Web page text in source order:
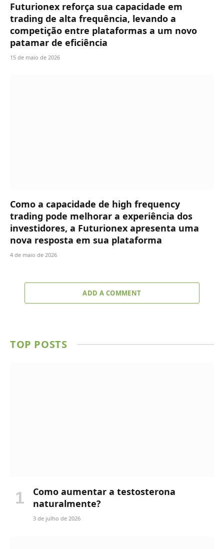
Futurionex reforça sua capacidade em
trading de alta frequência, levando a
competição entre plataformas a um novo
patamar de eficiência
15 de maio de 2026
Como a capacidade de high frequency
trading pode melhorar a experiência dos
investidores, a Futurionex apresenta uma
nova resposta em sua plataforma
4 de maio de 2026
ADD A COMMENT
TOP POSTS
Como aumentar a testosterona
naturalmente?
3 de julho de 2026